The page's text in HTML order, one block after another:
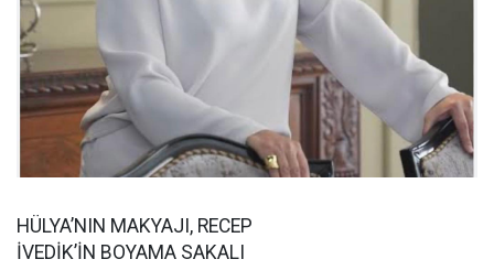
HÜLYA’NIN MAKYAJI, RECEP
İVEDİK’İN BOYAMA SAKALI